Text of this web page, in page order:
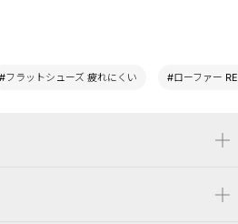
#フラットシューズ 疲れにくい #ローファー